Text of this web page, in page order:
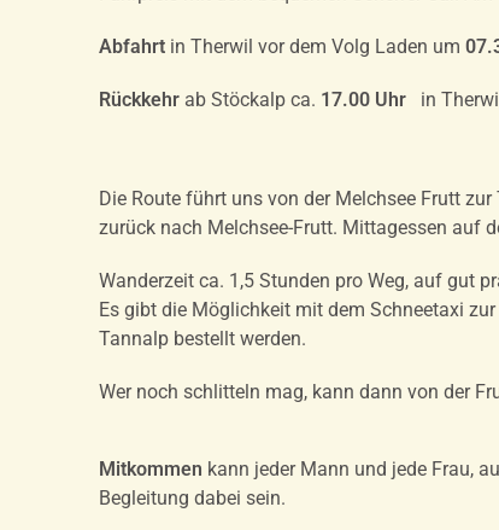
Abfahrt in Therwil vor dem Volg Laden um
Rückkehr ab Stöckalp ca. 17.00 Uhr in
Die Route führt uns von der Melchsee Frutt
zurück nach Melchsee-Frutt. Mittagessen auf
Wanderzeit ca. 1,5 Stunden pro Weg, auf gut
Es gibt die Möglichkeit mit dem Schneetaxi
Tannalp bestellt werden.
Wer noch schlitteln mag, kann dann von der
Mitkommen kann jeder Mann und jede Frau,
Begleitung dabei sein.